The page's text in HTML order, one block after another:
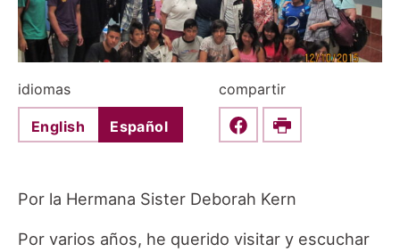
idiomas
English Español
compartir
Share this on Facebook
Print
Por la Hermana Sister Deborah Kern
Por varios años, he querido visitar y escuchar